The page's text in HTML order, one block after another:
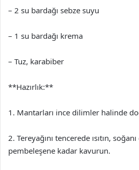
– 2 su bardağı sebze suyu
– 1 su bardağı krema
– Tuz, karabiber
**Hazırlık:**
1. Mantarları ince dilimler halinde
2. Tereyağını tencerede ısıtın,
pembeleşene kadar kavurun.